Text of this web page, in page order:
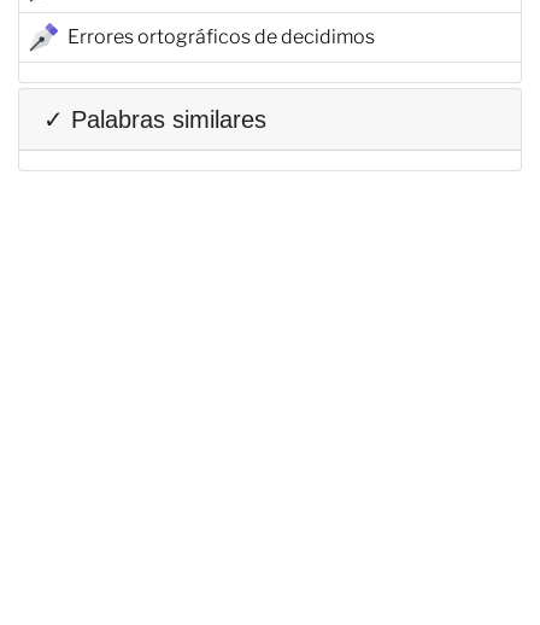
Errores ortográficos de decidimos
✓ Palabras similares